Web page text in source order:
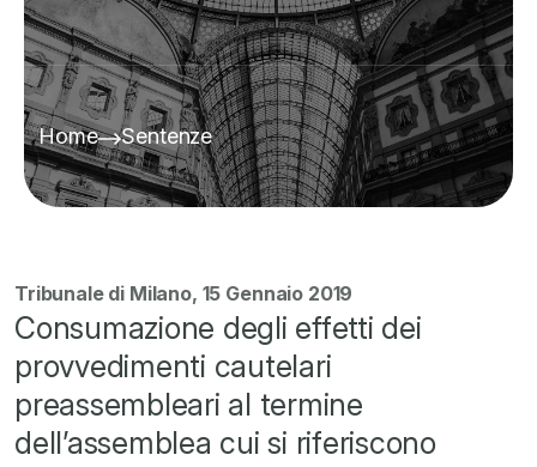
Home Sentenze
Tribunale di Milano, 15 Gennaio 2019
Consumazione degli effetti dei
provvedimenti cautelari
preassembleari al termine
dell’assemblea cui si riferiscono